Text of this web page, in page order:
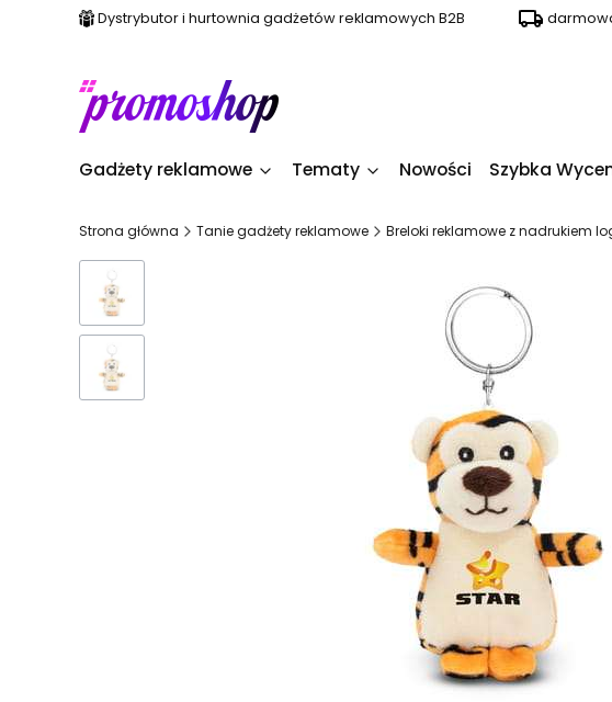
Dystrybutor i hurtownia gadżetów reklamowych B2B
Gadżety reklamowe Tematy Nowości Szybka
Strona główna Tanie gadżety reklamowe Breloki reklamowe z nadrukiem